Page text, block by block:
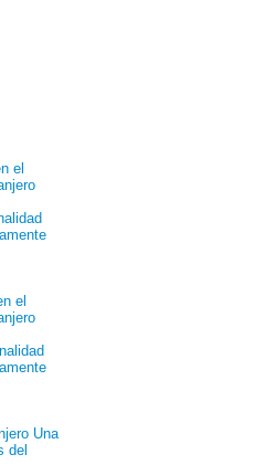
el
el
Una
del